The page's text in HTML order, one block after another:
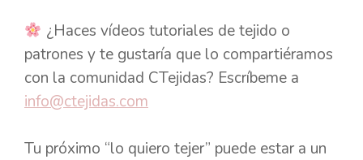
¿Haces vídeos tutoriales de tejido o
patrones y te gustaría que lo compartiéramos
con la comunidad CTejidas? Escríbeme a
info@ctejidas.com
Tu próximo “lo quiero tejer” puede estar a un